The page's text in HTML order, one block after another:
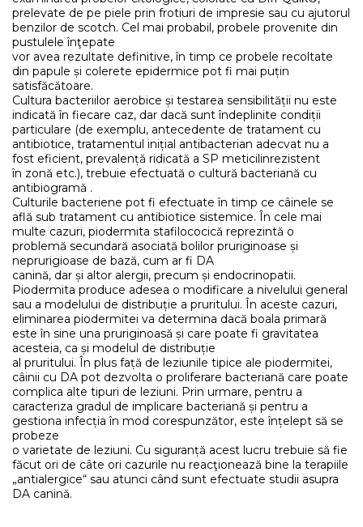
prelevate de pe piele prin frotiuri de impresie sau cu ajutorul
benzilor de scotch. Cel mai probabil, probele provenite din
pustulele înţepate
vor avea rezultate definitive, în timp ce probele recoltate
din papule și colerete epidermice pot fi mai puțin
satisfăcătoare.
Cultura bacteriilor aerobice și testarea sensibilității nu este
indicată în fiecare caz, dar dacă sunt îndeplinite condiții
particulare (de exemplu, antecedente de tratament cu
antibiotice, tratamentul inițial antibacterian adecvat nu a
fost eficient, prevalență ridicată a SP meticilinrezistent
în zonă etc.), trebuie efectuată o cultură bacteriană cu
antibiogramă .
Culturile bacteriene pot fi efectuate în timp ce câinele se
află sub tratament cu antibiotice sistemice. În cele mai
multe cazuri, piodermita stafilococică reprezintă o
problemă secundară asociată bolilor pruriginoase și
neprurigioase de bază, cum ar fi DA
canină, dar și altor alergii, precum și endocrinopatii.
Piodermita produce adesea o modificare a nivelului general
sau a modelului de distribuție a pruritului. În aceste cazuri,
eliminarea piodermitei va determina dacă boala primară
este în sine una pruriginoasă și care poate fi gravitatea
acesteia, ca și modelul de distribuție
al pruritului. În plus față de leziunile tipice ale piodermitei,
câinii cu DA pot dezvolta o proliferare bacteriană care poate
complica alte tipuri de leziuni. Prin urmare, pentru a
caracteriza gradul de implicare bacteriană și pentru a
gestiona infecția în mod corespunzător, este înțelept să se
probeze
o varietate de leziuni. Cu siguranță acest lucru trebuie să fie
făcut ori de câte ori cazurile nu reacţionează bine la terapiile
„antialergice“ sau atunci când sunt efectuate studii asupra
DA canină.